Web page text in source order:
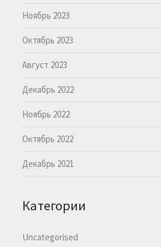
Ноябрь 2023
Октябрь 2023
Август 2023
Декабрь 2022
Ноябрь 2022
Октябрь 2022
Декабрь 2021
Категории
Uncategorised